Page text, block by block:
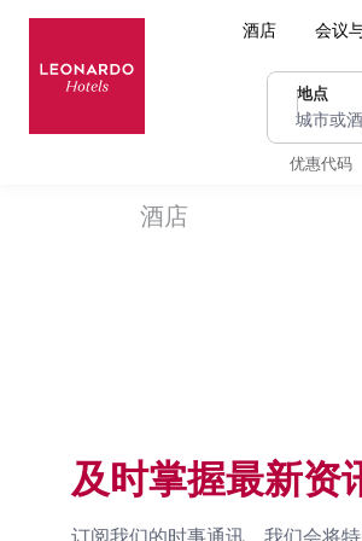
酒店 会议
地点
城市或
优惠代码
酒店
及时掌握最新资
订阅我们的时事通讯，我们会将